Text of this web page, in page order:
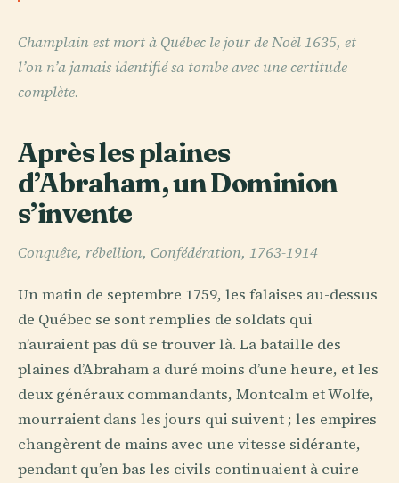
Champlain est mort à Québec le jour de Noël 1635, et
l’on n’a jamais identifié sa tombe avec une certitude
complète.
Après les plaines
d’Abraham, un Dominion
s’invente
Conquête, rébellion, Confédération, 1763-1914
Un matin de septembre 1759, les falaises au-dessus
de Québec se sont remplies de soldats qui
n’auraient pas dû se trouver là. La bataille des
plaines d’Abraham a duré moins d’une heure, et les
deux généraux commandants, Montcalm et Wolfe,
mourraient dans les jours qui suivent ; les empires
changèrent de mains avec une vitesse sidérante,
pendant qu’en bas les civils continuaient à cuire